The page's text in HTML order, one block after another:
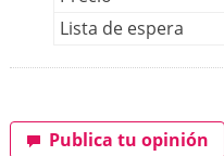
Lista de espera
Publica tu opinión